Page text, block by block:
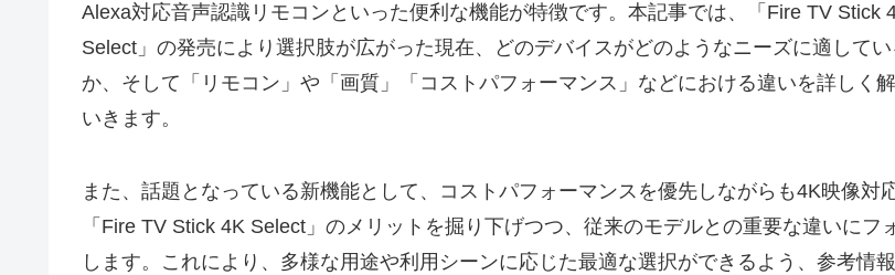
Alexa対応音声認識リモコンといった便利な機能が特徴です。本記事では、「Fire TV Stick
Select」の発売により選択肢が広がった現在、どのデバイスがどのようなニーズに適して
か、そして「リモコン」や「画質」「コストパフォーマンス」などにおける違いを詳しく
いきます。
また、話題となっている新機能として、コストパフォーマンスを優先しながらも4K映像対
「Fire TV Stick 4K Select」のメリットを掘り下げつつ、従来のモデルとの重要な違いにフ
します。これにより、多様な用途や利用シーンに応じた最適な選択ができるよう、参考情